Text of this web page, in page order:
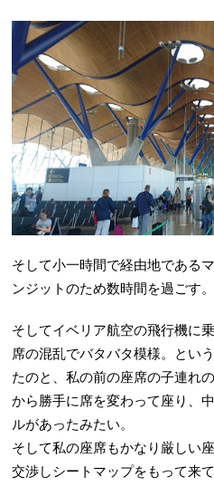
そして小一時間で経由地である
ンジットのため数時間を過ごす。
そしてイベリア航空の飛行機に
席の混乱でバタバタ模様。とい
たのと、私の前の座席の子連れ
から勝手に席を変わって座り、
ルがあったみたい。
そして私の座席もかなり厳しい
交渉しシートマップをもって来